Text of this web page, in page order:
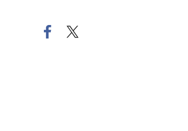
페
이
트
위